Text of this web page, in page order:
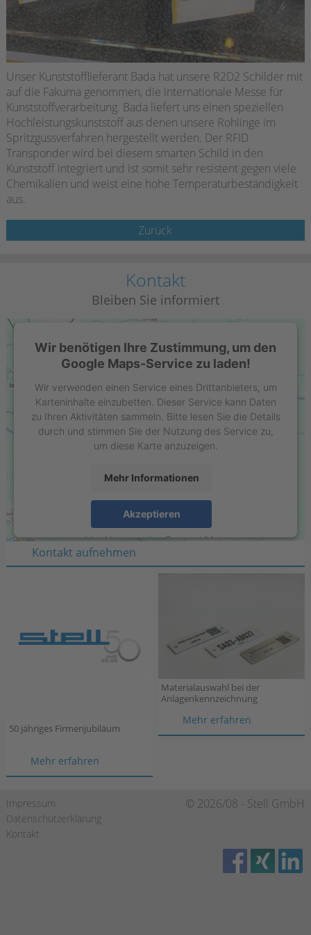
Unser Kunststofflieferant Bada hat unsere R2D2 Schilder mit
auf die Fakuma genommen, die internationale Messe für
Kunststoffverarbeitung. Bada liefert uns einen speziellen
Hochleistungskunststoff aus denen unsere Rohlinge im
Spritzgussverfahren hergestellt werden. Der RFID
Transponder wird bei diesem smarten Schild in den
Kunststoff integriert und ist somit sehr resistent gegen viele
Chemikalien und weist eine hohe Temperaturbeständigkeit
aus.
Zurück
Kontakt
Bleiben Sie informiert
Wir benötigen Ihre Zustimmung, um den
Google Maps-Service zu laden!
Wir verwenden einen Service eines Drittanbieters, um
Karteninhalte einzubetten. Dieser Service kann Daten
zu Ihren Aktivitäten sammeln. Bitte lesen Sie die Details
durch und stimmen Sie der Nutzung des Service zu,
um diese Karte anzuzeigen.
Mehr Informationen
Akzeptieren
powered byUsercentrics Consent Management
Raiffeisenring 35-37
D-46395 Bocholt
Kontakt aufnehmen
50 jähriges Firmenjubiläum
Mehr erfahren
jähriges
Materialauswahl bei der
Anlagenkennzeichnung
Mehr erfahren
bei
Navigation
überspringen
Impressum
Datenschutzerklärung
Kontakt
© 2026/08 - Stell GmbH